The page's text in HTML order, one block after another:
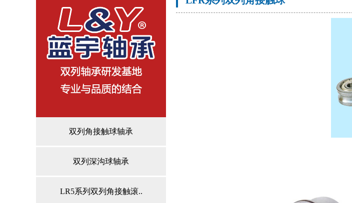
双列角接触球轴承
双列深沟球轴承
LR5系列双列角接触滚..